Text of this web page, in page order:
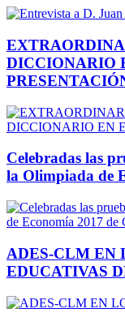
DICCIONARIO
Celebradas las
la Olimpiada de
ADES-CLM EN
EDUCATIVAS